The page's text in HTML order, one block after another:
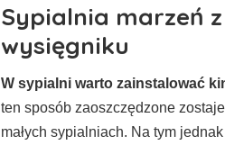
Sypialnia marzeń
wysięgniku
W sypialni warto zainstalować
ten sposób zaoszczędzone
małych sypialniach. Na tym